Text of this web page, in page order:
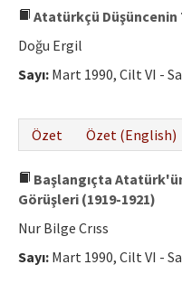
Atatürkçü
Doğu Ergil
Sayı: Mart 1990, Cilt VI -
Özet
Özet (English)
Başlangıçta
Görüşleri (1919-1921)
Nur Bilge Crıss
Sayı: Mart 1990, Cilt VI -